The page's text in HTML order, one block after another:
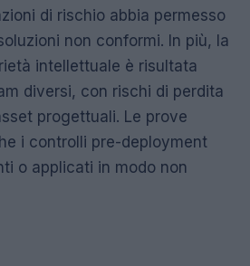
di rischio abbia permesso
non conformi. In più, la
intellettuale è risultata
diversi, con rischi di perdita
progettuali. Le prove
i controlli pre-deployment
o applicati in modo non